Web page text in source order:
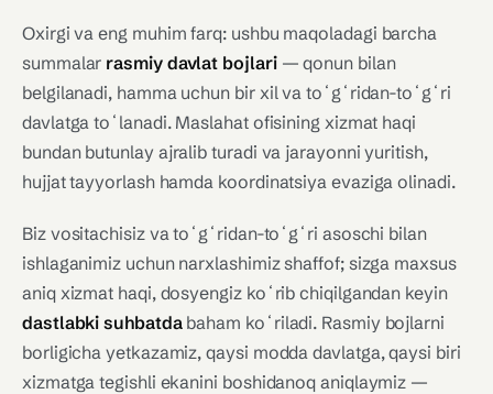
Oxirgi va eng muhim farq: ushbu maqoladagi barcha
summalar rasmiy davlat bojlari— qonun bilan
belgilanadi, hamma uchun bir xil va toʻgʻridan-toʻgʻri
davlatga toʻlanadi. Maslahat ofisining xizmat haqi
bundan butunlay ajralib turadi va jarayonni yuritish,
hujjat tayyorlash hamda koordinatsiya evaziga olinadi.
Biz vositachisiz va toʻgʻridan-toʻgʻri asoschi bilan
ishlaganimiz uchun narxlashimiz shaffof; sizga maxsus
aniq xizmat haqi, dosyengiz koʻrib chiqilgandan keyin
dastlabki suhbatdabaham koʻriladi. Rasmiy bojlarni
borligicha yetkazamiz, qaysi modda davlatga, qaysi biri
xizmatga tegishli ekanini boshidanoq aniqlaymiz —